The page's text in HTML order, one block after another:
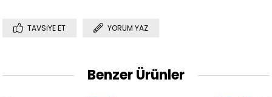
TAVSIYE ET YORUM YAZ
Benzer Ürünler